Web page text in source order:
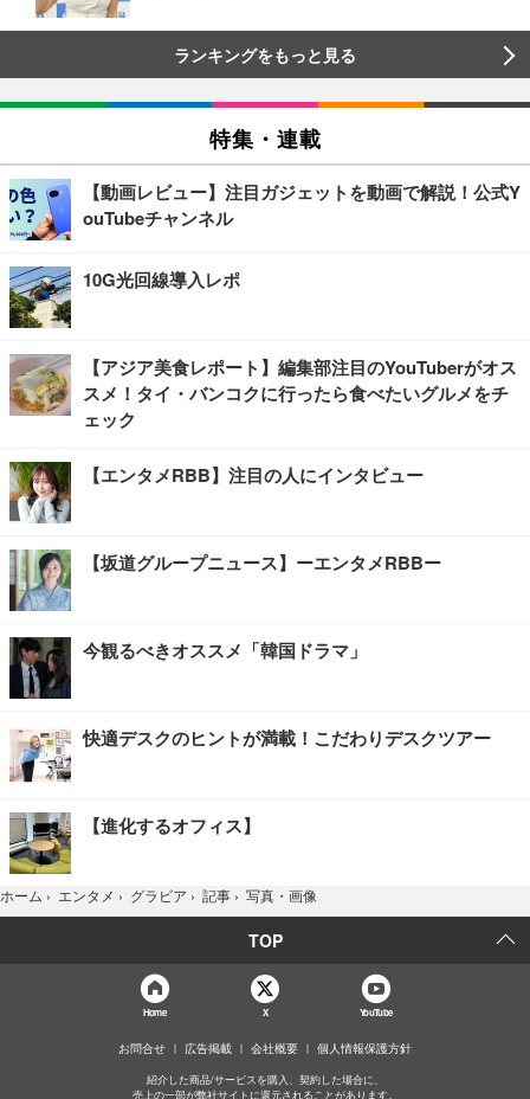
ランキングをもっと見る
特集・連載
【動画レビュー】注目ガジェットを動画で解説！公式Y
ouTubeチャンネル
10G光回線導入レポ
【アジア美食レポート】編集部注目のYouTuberがオス
スメ！タイ・バンコクに行ったら食べたいグルメをチ
ェック
【エンタメRBB】注目の人にインタビュー
【坂道グループニュース】ーエンタメRBBー
今観るべきオススメ「韓国ドラマ」
快適デスクのヒントが満載！こだわりデスクツアー
【進化するオフィス】
ホーム › エンタメ › グラビア › 記事 › 写真・画像
TOP
Home X YouTube
お問合せ 広告掲載 会社概要 個人情報保護方針
紹介した商品/サービスを購入、契約した場合に、
売上の一部が弊社サイトに還元されることがあります。